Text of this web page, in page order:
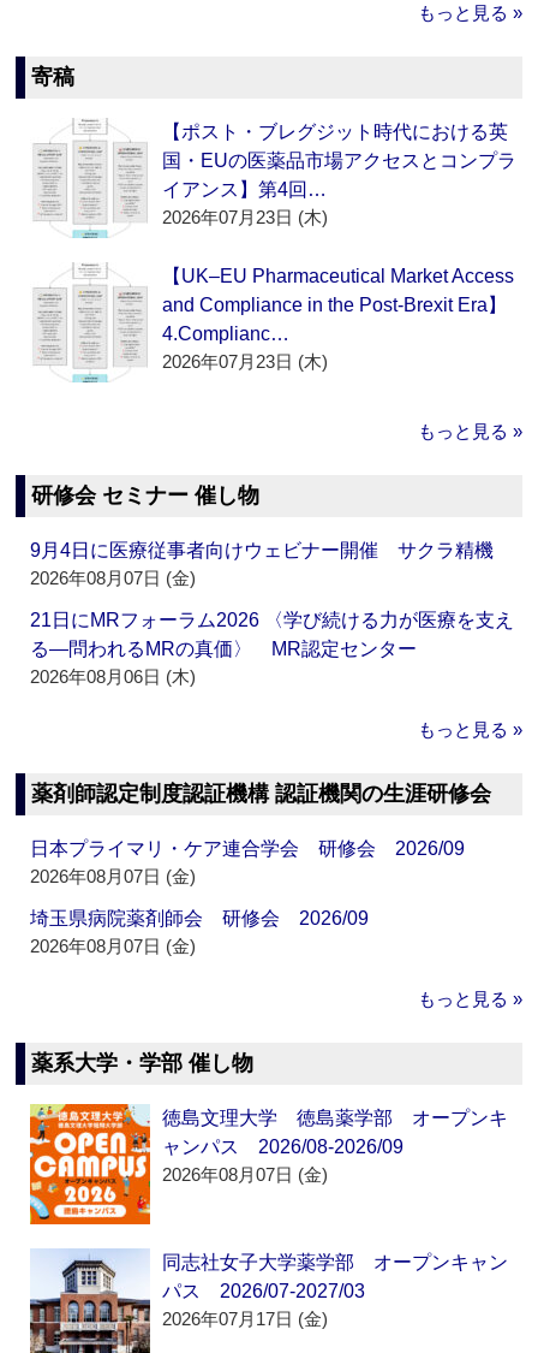
もっと見る »
寄稿
【ポスト・ブレグジット時代における英
国・EUの医薬品市場アクセスとコンプラ
イアンス】第4回…
2026年07月23日 (木)
【UK–EU Pharmaceutical Market Access
and Compliance in the Post-Brexit Era】
4.Complianc…
2026年07月23日 (木)
もっと見る »
研修会 セミナー 催し物
9月4日に医療従事者向けウェビナー開催 サクラ精機
2026年08月07日 (金)
21日にMRフォーラム2026 〈学び続ける力が医療を支え
る―問われるMRの真価〉 MR認定センター
2026年08月06日 (木)
もっと見る »
薬剤師認定制度認証機構 認証機関の生涯研修会
日本プライマリ・ケア連合学会 研修会 2026/09
2026年08月07日 (金)
埼玉県病院薬剤師会 研修会 2026/09
2026年08月07日 (金)
もっと見る »
薬系大学・学部 催し物
徳島文理大学 徳島薬学部 オープンキ
ャンパス 2026/08-2026/09
2026年08月07日 (金)
同志社女子大学薬学部 オープンキャン
パス 2026/07-2027/03
2026年07月17日 (金)